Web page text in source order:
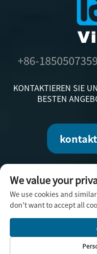
+86-
KONTAKTIEREN SIE
BESTEN
Copyright ©
Handicraft Co.,
We value your
We use cookies and
don't want to accept all